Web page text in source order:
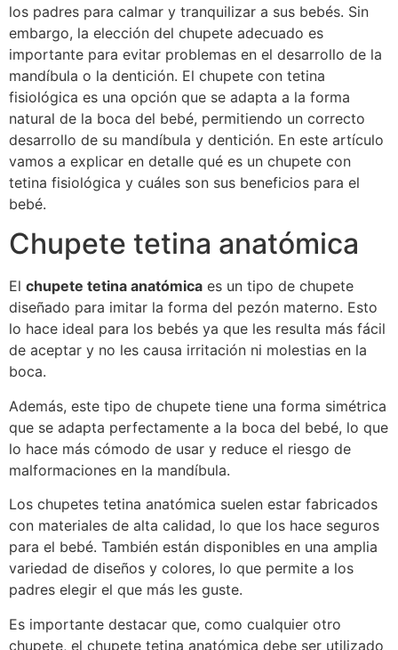
los padres para calmar y tranquilizar a sus bebés. Sin
embargo, la elección del chupete adecuado es
importante para evitar problemas en el desarrollo de la
mandíbula o la dentición. El chupete con tetina
fisiológica es una opción que se adapta a la forma
natural de la boca del bebé, permitiendo un correcto
desarrollo de su mandíbula y dentición. En este artículo
vamos a explicar en detalle qué es un chupete con
tetina fisiológica y cuáles son sus beneficios para el
bebé.
Chupete tetina anatómica
El chupete tetina anatómica es un tipo de chupete
diseñado para imitar la forma del pezón materno. Esto
lo hace ideal para los bebés ya que les resulta más fácil
de aceptar y no les causa irritación ni molestias en la
boca.
Además, este tipo de chupete tiene una forma simétrica
que se adapta perfectamente a la boca del bebé, lo que
lo hace más cómodo de usar y reduce el riesgo de
malformaciones en la mandíbula.
Los chupetes tetina anatómica suelen estar fabricados
con materiales de alta calidad, lo que los hace seguros
para el bebé. También están disponibles en una amplia
variedad de diseños y colores, lo que permite a los
padres elegir el que más les guste.
Es importante destacar que, como cualquier otro
chupete, el chupete tetina anatómica debe ser utilizado